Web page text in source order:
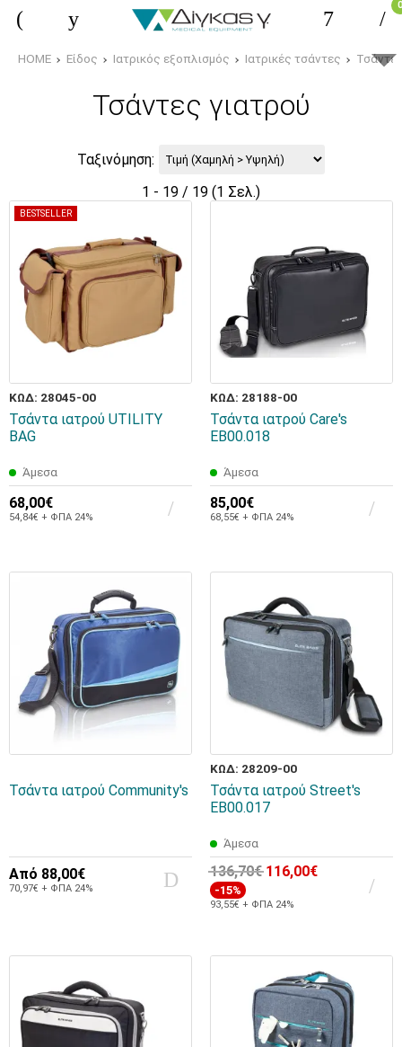
0
HOME Είδος Ιατρικός εξοπλισμός Ιατρικές τσάντες
Τσάντες γιατρού
Ταξινόμηση:
1 - 19 / 19 (1 Σελ.)
BESTSELLER
ΚΩΔ: 28045-00
Τσάντα ιατρού UTILITY
BAG
Άμεσα
68,00€
54,84€ + ΦΠΑ 24%
ΚΩΔ: 28188-00
Τσάντα ιατρού Care's
EB00.018
Άμεσα
85,00€
68,55€ + ΦΠΑ 24%
Τσάντα ιατρού Community's
Από 88,00€
70,97€ + ΦΠΑ 24%
ΚΩΔ: 28209-00
Τσάντα ιατρού Street's
ΕΒ00.017
Άμεσα
136,70€ 116,00€
-15%
93,55€ + ΦΠΑ 24%